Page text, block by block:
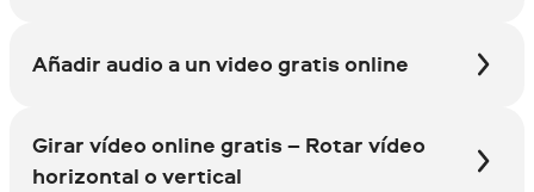
Añadir audio a un video gratis online
Girar vídeo online gratis – Rotar vídeo
horizontal o vertical